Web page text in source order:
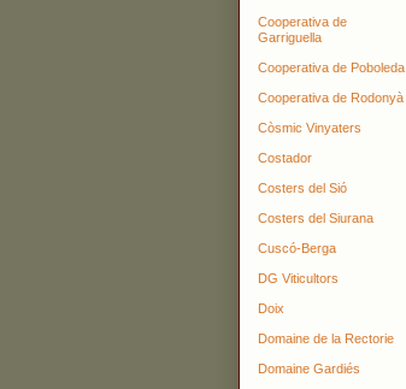
Cooperativa de
Garriguella
Cooperativa de Poboleda
Cooperativa de Rodonyà
Còsmic Vinyaters
Costador
Costers del Sió
Costers del Siurana
Cuscó-Berga
DG Viticultors
Doix
Domaine de la Rectorie
Domaine Gardiés